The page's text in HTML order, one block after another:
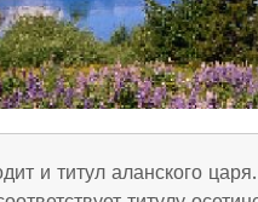
и титул аланского